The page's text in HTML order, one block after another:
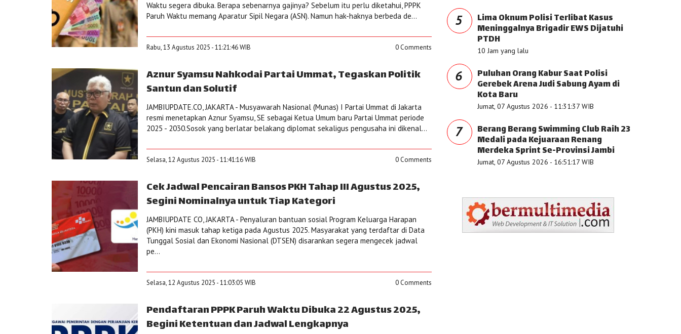
Waktu segera dibuka. Berapa sebenarnya gajinya? Sebelum itu perlu diketahui, PPPK
Paruh Waktu memang Aparatur Sipil Negara (ASN). Namun hak-haknya berbeda de...
Rabu, 13 Agustus 2025 - 11:21:46 WIB 0 Comments
Aznur Syamsu Nahkodai Partai Ummat, Tegaskan Politik
Santun dan Solutif
JAMBIUPDATE.CO, JAKARTA - Musyawarah Nasional (Munas) I Partai Ummat di Jakarta
resmi menetapkan Aznur Syamsu, SE sebagai Ketua Umum baru Partai Ummat periode
2025 - 2030.Sosok yang berlatar belakang diplomat sekaligus pengusaha ini dikenal...
Selasa, 12 Agustus 2025 - 11:41:16 WIB 0 Comments
Cek Jadwal Pencairan Bansos PKH Tahap III Agustus 2025,
Segini Nominalnya untuk Tiap Kategori
JAMBIUPDATE CO, JAKARTA - Penyaluran bantuan sosial Program Keluarga Harapan
(PKH) kini masuk tahap ketiga pada Agustus 2025. Masyarakat yang terdaftar di Data
Tunggal Sosial dan Ekonomi Nasional (DTSEN) disarankan segera mengecek jadwal
pe...
Selasa, 12 Agustus 2025 - 11:03:05 WIB 0 Comments
Pendaftaran PPPK Paruh Waktu Dibuka 22 Agustus 2025,
Begini Ketentuan dan Jadwal Lengkapnya
5 Lima Oknum Polisi Terlibat Kasus
Meninggalnya Brigadir EWS Dijatuhi
PTDH
10 Jam yang lalu
6 Puluhan Orang Kabur Saat Polisi
Gerebek Arena Judi Sabung Ayam di
Kota Baru
Jumat, 07 Agustus 2026 - 11:31:37 WIB
7 Berang Berang Swimming Club Raih 23
Medali pada Kejuaraan Renang
Merdeka Sprint Se-Provinsi Jambi
Jumat, 07 Agustus 2026 - 16:51:17 WIB